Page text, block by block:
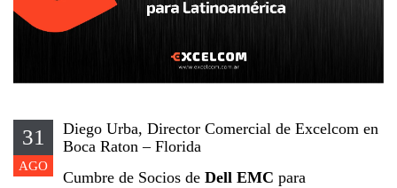
31
AGO
Diego Urba, Director Comercial de Excelcom en
Boca Raton – Florida
Cumbre de Socios de Dell EMC para